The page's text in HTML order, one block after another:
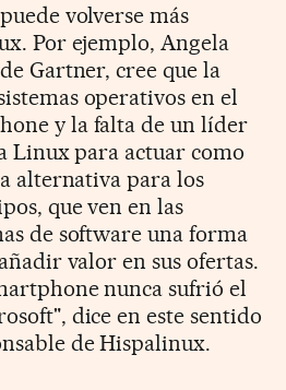
volverse más
Por ejemplo, Angela
Gartner, cree que la
operativos en el
y la falta de un líder
Linux para actuar como
alternativa para los
que ven en las
de software una forma
valor en sus ofertas.
nunca sufrió el
dice en este sentido
de Hispalinux.